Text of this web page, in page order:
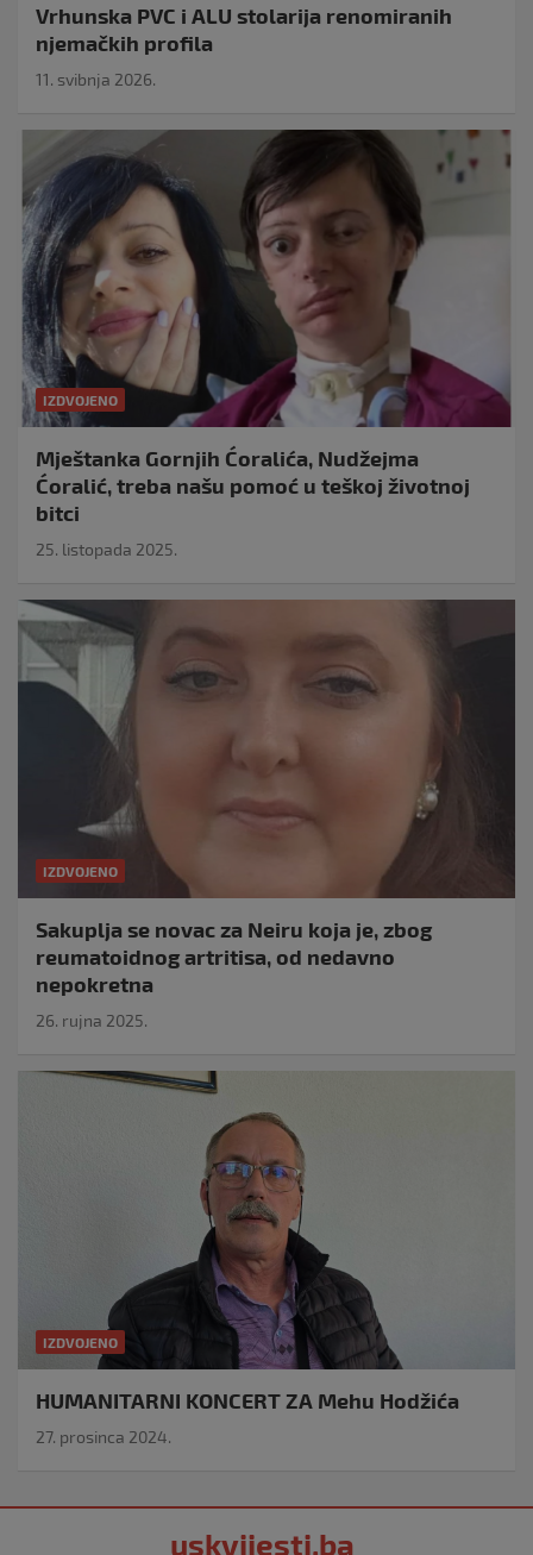
Vrhunska PVC i ALU stolarija renomiranih
njemačkih profila
11. svibnja 2026.
IZDVOJENO
Mještanka Gornjih Ćoralića, Nudžejma
Ćoralić, treba našu pomoć u teškoj životnoj
bitci
25. listopada 2025.
IZDVOJENO
Sakuplja se novac za Neiru koja je, zbog
reumatoidnog artritisa, od nedavno
nepokretna
26. rujna 2025.
IZDVOJENO
HUMANITARNI KONCERT ZA Mehu Hodžića
27. prosinca 2024.
uskvijesti.ba